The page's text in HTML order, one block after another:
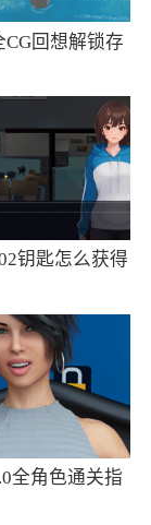
的搭配是存
回想解锁存
钥匙怎么获得
全角色通关指